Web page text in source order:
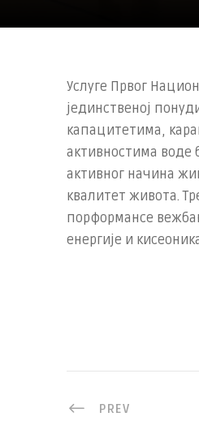
Услуге Првог
јединственој
капацитетима,
активностима воде
активног начина
квалитет живота.
порформансе
енергије и
PREV